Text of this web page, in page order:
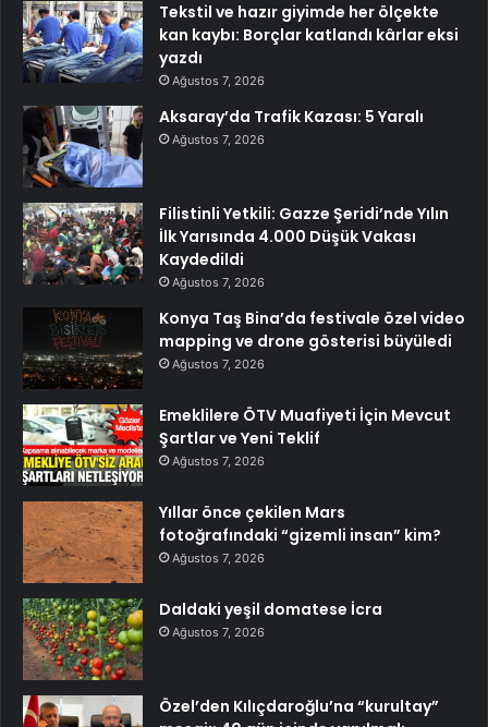
Tekstil ve hazır giyimde her ölçekte
kan kaybı: Borçlar katlandı kârlar eksi
yazdı
Ağustos 7, 2026
Aksaray’da Trafik Kazası: 5 Yaralı
Ağustos 7, 2026
Filistinli Yetkili: Gazze Şeridi’nde Yılın
İlk Yarısında 4.000 Düşük Vakası
Kaydedildi
Ağustos 7, 2026
Konya Taş Bina’da festivale özel video
mapping ve drone gösterisi büyüledi
Ağustos 7, 2026
Emeklilere ÖTV Muafiyeti İçin Mevcut
Şartlar ve Yeni Teklif
Ağustos 7, 2026
Yıllar önce çekilen Mars
fotoğrafındaki “gizemli insan” kim?
Ağustos 7, 2026
Daldaki yeşil domatese İcra
Ağustos 7, 2026
Özel’den Kılıçdaroğlu’na “kurultay”